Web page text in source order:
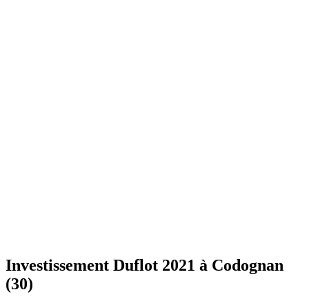
Investissement Duflot 2021 à Codognan
(30)